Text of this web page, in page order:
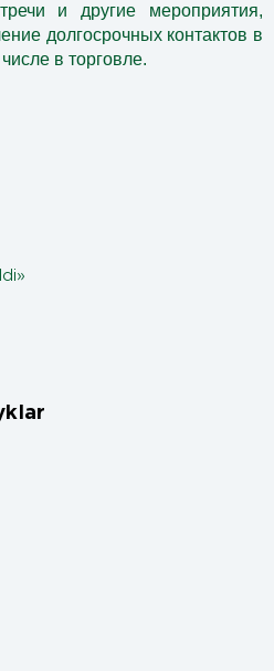
и другие мероприятия,
долгосрочных контактов в
в торговле.